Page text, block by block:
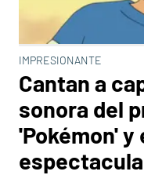
IMPRESIONANTE
Cantan a
sonora del
'Pokémon'